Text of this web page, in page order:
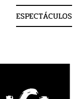
ESPECTÁCULOS